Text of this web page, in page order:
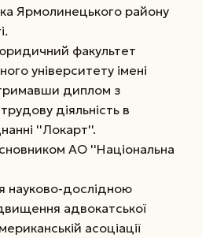
Ярмолинецького району
факультет
університету імені
диплом з
діяльність в
''Локарт''.
АО ''Національна
науково-дослідною
адвокатської
асоціації